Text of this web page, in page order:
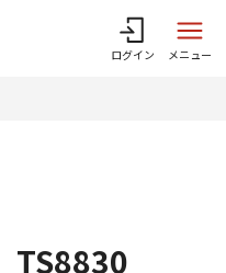
ログイン メニュー